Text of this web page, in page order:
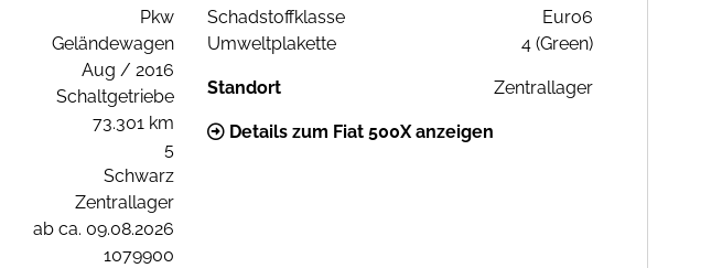
Pkw
Geländewagen
Aug / 2016
Schaltgetriebe
73.301 km
5
Schwarz
Zentrallager
ab ca. 09.08.2026
1079900
Schadstoffklasse
Euro6
Umweltplakette
4 (Green)
Standort Zentrallager
Details zum Fiat 500X anzeigen